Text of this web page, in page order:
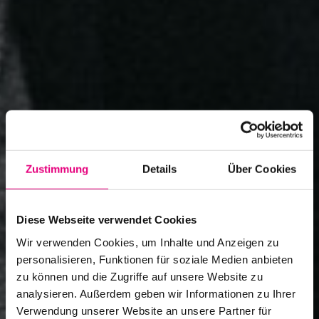
Zustimmung Details Über Cookies
Diese Webseite verwendet Cookies
Wir verwenden Cookies, um Inhalte und Anzeigen zu
personalisieren, Funktionen für soziale Medien anbieten
zu können und die Zugriffe auf unsere Website zu
analysieren. Außerdem geben wir Informationen zu Ihrer
Verwendung unserer Website an unsere Partner für